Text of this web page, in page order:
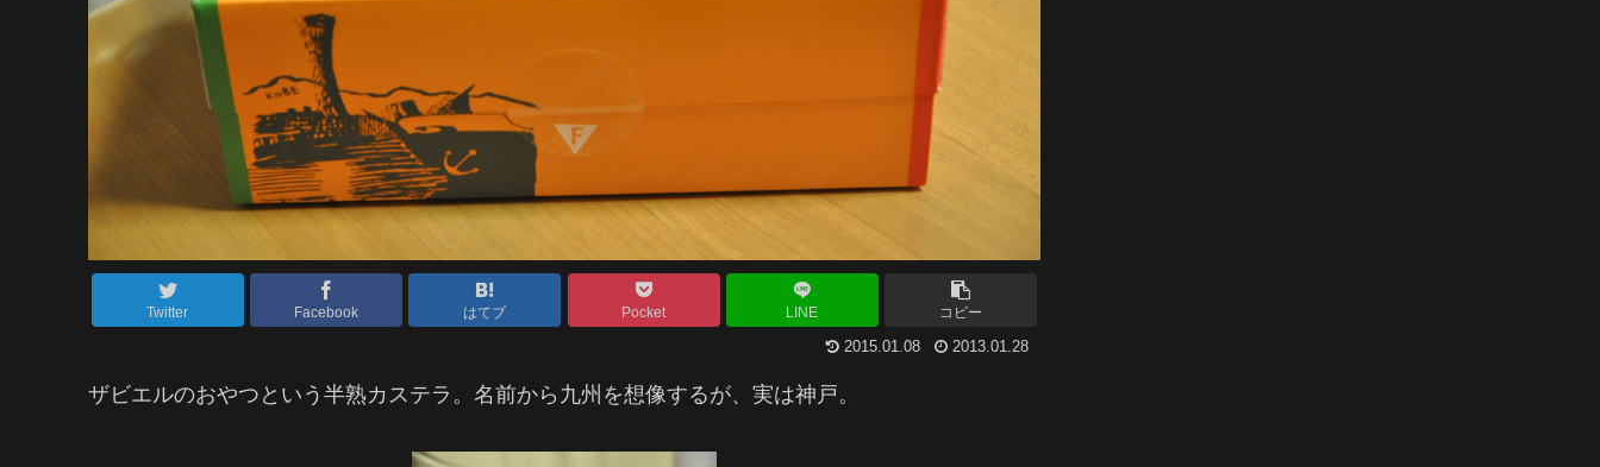
Twitter Facebook はてブ Pocket LINE コピー
2015.01.08 2013.01.28
ザビエルのおやつという半熟カステラ。名前から九州を想像するが、実は神戸。